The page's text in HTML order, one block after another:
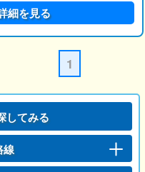
細を見る
1
してみる
線